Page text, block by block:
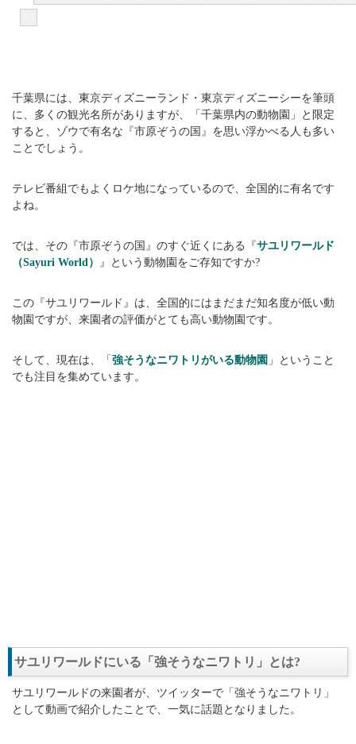
千葉県には、東京ディズニーランド・東京ディズニーシーを筆頭
に、多くの観光名所がありますが、「千葉県内の動物園」と限定
すると、ゾウで有名な『市原ぞうの国』を思い浮かべる人も多い
ことでしょう。
テレビ番組でもよくロケ地になっているので、全国的に有名です
よね。
では、その『市原ぞうの国』のすぐ近くにある『サユリワールド
（Sayuri World）
』という動物園をご存知ですか?
この『サユリワールド』は、全国的にはまだまだ知名度が低い動
物園ですが、来園者の評価がとても高い動物園です。
そして、現在は、「 強そうなニワトリがいる動物園 」ということ
でも注目を集めています。
サユリワールドにいる「強そうなニワトリ」とは?
サユリワールドの来園者が、ツイッターで「強そうなニワトリ」
として動画で紹介したことで、一気に話題となりました。